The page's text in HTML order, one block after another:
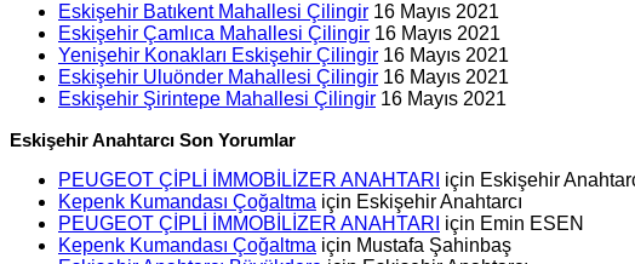
Eskişehir Batıkent Mahallesi Çilingir 16 Mayıs 2021
Eskişehir Çamlıca Mahallesi Çilingir 16 Mayıs 2021
Yenişehir Konakları Eskişehir Çilingir 16 Mayıs 2021
Eskişehir Uluönder Mahallesi Çilingir 16 Mayıs 2021
Eskişehir Şirintepe Mahallesi Çilingir 16 Mayıs 2021
Eskişehir Anahtarcı Son Yorumlar
PEUGEOT ÇİPLİ İMMOBİLİZER ANAHTARI için Eskişehir
Kepenk Kumandası Çoğaltma için Eskişehir Anahtarcı
PEUGEOT ÇİPLİ İMMOBİLİZER ANAHTARI için Emin ESEN
Kepenk Kumandası Çoğaltma için Mustafa Şahinbaş